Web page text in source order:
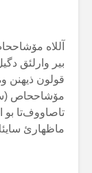
آللاە
بیر وارلئق
قولون ذیهنن
مۆشاححاص
تاصاووف‌تا بو
ماظهارئ